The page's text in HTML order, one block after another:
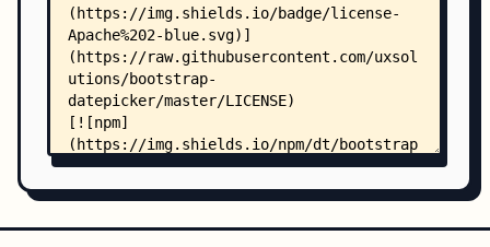
    │       ├── option_multidate.html
    │       ├── option_showweekdays.html
    │       ├── option_startdate.html
    │       ├── option_todaybtn.html
    │       ├── option_todayhighlight.html
    │       ├── option_weekstart.html
    │       └── assets/
    │           ├── common.css
    │           └── common.js
    │   └── .jshintrc